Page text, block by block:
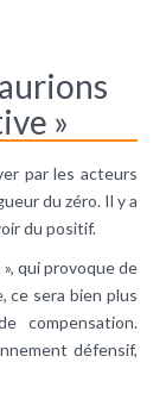
»
par les acteurs
du zéro. Il y a
du positif.
qui provoque de
ce sera bien plus
compensation.
défensif,